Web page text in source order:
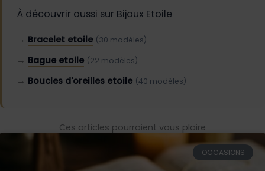
À découvrir aussi sur Bijoux Etoile
→ Bracelet etoile (30 modèles)
→ Bague etoile (22 modèles)
→ Boucles d'oreilles etoile (40 modèles)
Ces articles pourraient vous plaire
OCCASIONS